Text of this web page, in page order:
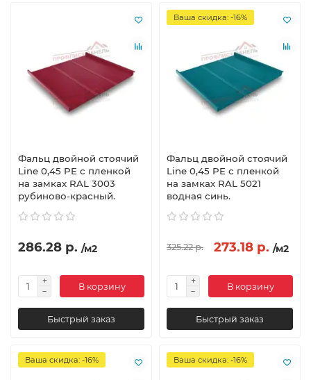
Фальц двойной стоячий
Line 0,45 PE с пленкой
на замках RAL 3003
рубиново-красный.
286.28 р. /м2
В корзину
Быстрый заказ
Ваша скидка: -16%
Фальц двойной стоячий
Line 0,45 PE с пленкой
на замках RAL 5021
водная синь.
325.22 р. 273.18 р. /м2
В корзину
Быстрый заказ
Ваша скидка: -16% Ваша скидка: -16%